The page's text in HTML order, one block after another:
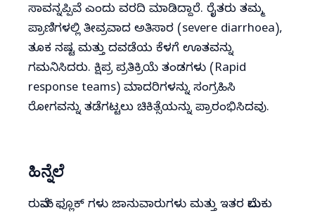
ಸಾವನ್ನಪ್ಪಿವೆ ಎಂದು ವರದಿ ಮಾಡಿದ್ದಾರೆ. ರೈತರು ತಮ್ಮ
ಪ್ರಾಣಿಗಳಲ್ಲಿ ತೀವ್ರವಾದ ಅತಿಸಾರ (severe diarrhoea),
ತೂಕ ನಷ್ಟ ಮತ್ತು ದವಡೆಯ ಕೆಳಗೆ ಊತವನ್ನು
ಗಮನಿಸಿದರು. ಕ್ಷಿಪ್ರ ಪ್ರತಿಕ್ರಿಯೆ ತಂಡಗಳು (Rapid
response teams) ಮಾದರಿಗಳನ್ನು ಸಂಗ್ರಹಿಸಿ
ರೋಗವನ್ನು ತಡೆಗಟ್ಟಲು ಚಿಕಿತ್ಸೆಯನ್ನು ಪ್ರಾರಂಭಿಸಿದವು.
ಹಿನ್ನೆಲೆ
ರುಮೆನ್ ಫ್ಲೂಕ್ ಗಳು ಜಾನುವಾರುಗಳು ಮತ್ತು ಇತರ ಮೆಲುಕು